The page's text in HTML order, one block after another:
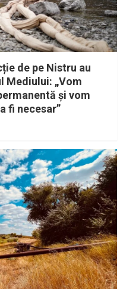
de pe Nistru au
„Vom
și vom
fi necesar”